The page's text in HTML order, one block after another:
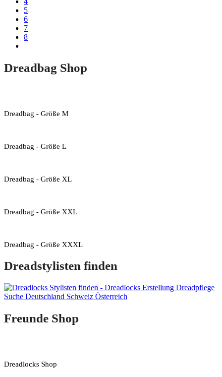
5
6
7
8
Dreadbag Shop
Dreadbag - Größe M
Dreadbag - Größe L
Dreadbag - Größe XL
Dreadbag - Größe XXL
Dreadbag - Größe XXXL
Dreadstylisten finden
Freunde Shop
Dreadlocks Shop